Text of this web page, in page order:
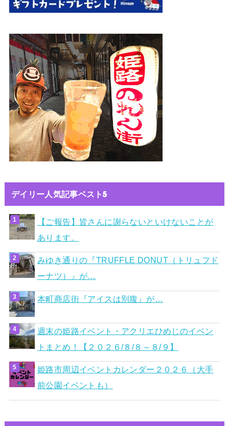
デイリー人気記事ベスト5
【ご報告】皆さんに謝らないといけないことが
あります。
みゆき通りの『TRUFFLE DONUT（トリュフド
ーナツ）』が…
本町商店街『アイスは別腹』が…
週末の姫路イベント・アクリエひめじのイベン
トまとめ！【２０２６/８/８～８/９】
姫路市周辺イベントカレンダー２０２６（大手
前公園イベントも）